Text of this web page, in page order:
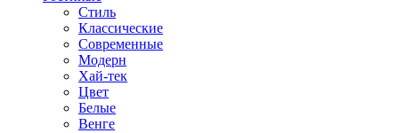
Стиль
Классические
Современные
Модерн
Хай-тек
Цвет
Белые
Венге